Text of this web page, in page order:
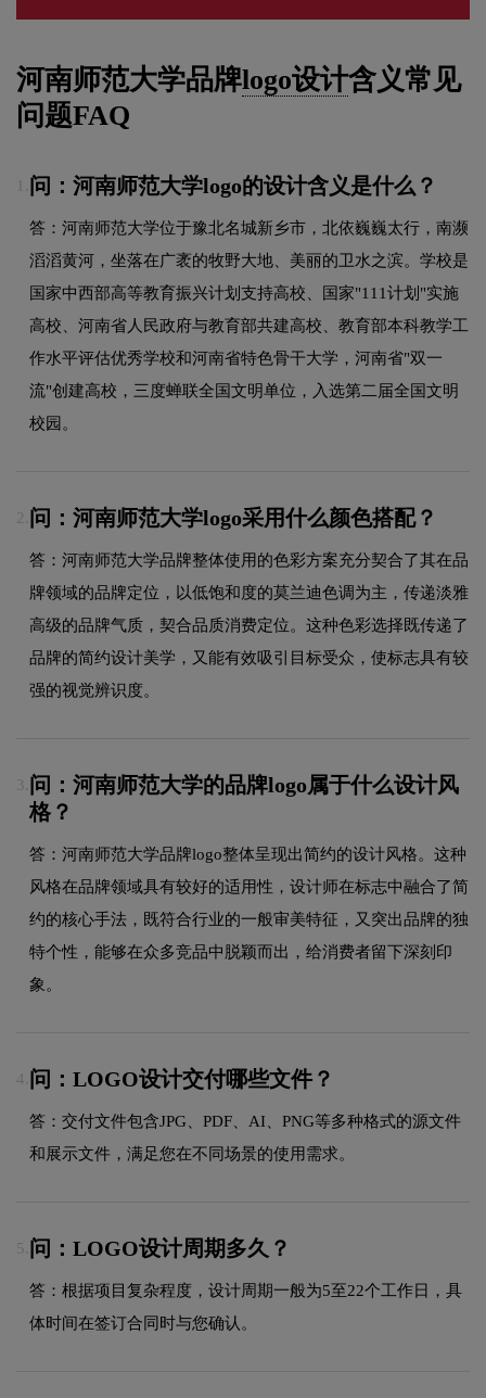
河南师范大学品牌logo设计含义常见
问题FAQ
问：河南师范大学logo的设计含义是什么？
答：河南师范大学位于豫北名城新乡市，北依巍巍太行，南濒
滔滔黄河，坐落在广袤的牧野大地、美丽的卫水之滨。学校是
国家中西部高等教育振兴计划支持高校、国家"111计划"实施
高校、河南省人民政府与教育部共建高校、教育部本科教学工
作水平评估优秀学校和河南省特色骨干大学，河南省"双一
流"创建高校，三度蝉联全国文明单位，入选第二届全国文明
校园。
2. 问：河南师范大学logo采用什么颜色搭配？
答：河南师范大学品牌整体使用的色彩方案充分契合了其在品
牌领域的品牌定位，以低饱和度的莫兰迪色调为主，传递淡雅
高级的品牌气质，契合品质消费定位。这种色彩选择既传递了
品牌的简约设计美学，又能有效吸引目标受众，使标志具有较
强的视觉辨识度。
3. 问：河南师范大学的品牌logo属于什么设计风
格？
答：河南师范大学品牌logo整体呈现出简约的设计风格。这种
风格在品牌领域具有较好的适用性，设计师在标志中融合了简
约的核心手法，既符合行业的一般审美特征，又突出品牌的独
特个性，能够在众多竞品中脱颖而出，给消费者留下深刻印
象。
4. 问：LOGO设计交付哪些文件？
答：交付文件包含JPG、PDF、AI、PNG等多种格式的源文件
和展示文件，满足您在不同场景的使用需求。
5. 问：LOGO设计周期多久？
答：根据项目复杂程度，设计周期一般为5至22个工作日，具
体时间在签订合同时与您确认。